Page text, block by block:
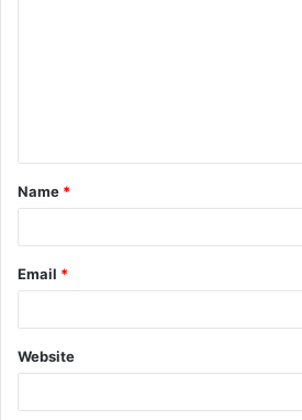
Name *
Email *
Website